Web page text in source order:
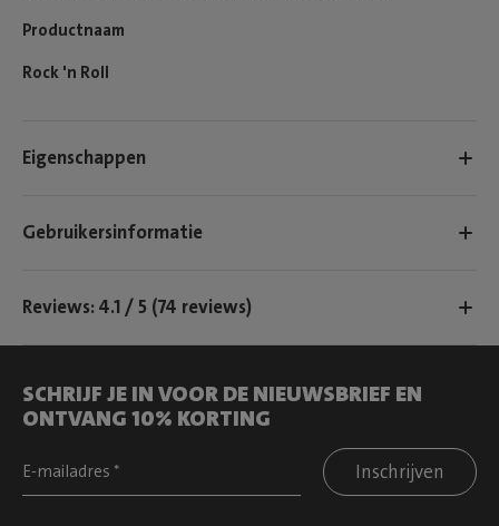
Productnaam
Rock 'n Roll
Eigenschappen
Gebruikersinformatie
Reviews: 4.1 / 5 (74 reviews)
SCHRIJF JE IN VOOR DE NIEUWSBRIEF EN
ONTVANG 10% KORTING
Inschrijven